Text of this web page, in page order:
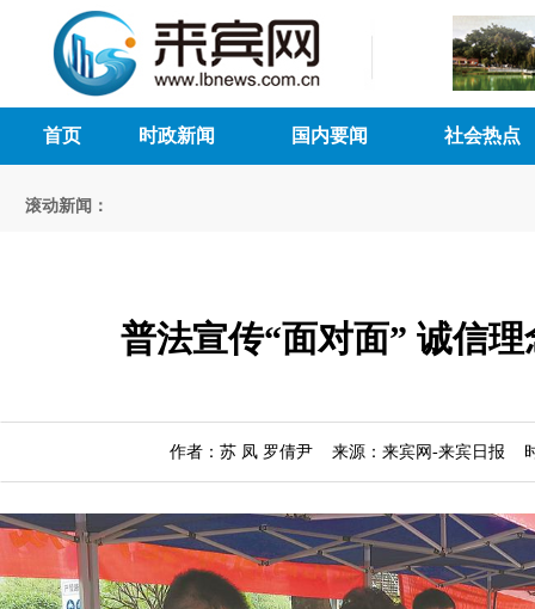
首页 时政新闻 国内要闻 社会热点
滚动新闻：
普法宣传“面对面” 诚信理
作者：苏 凤 罗倩尹 来源：来宾网-来宾日报 时